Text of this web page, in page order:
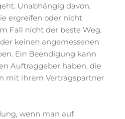
Unabhängig davon,
ergreifen oder nicht
Fall nicht der beste Weg,
keinen angemessenen
Ein Beendigung kann
Auftraggeber haben, die
mit Ihrem Vertragspartner
wenn man auf